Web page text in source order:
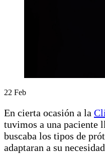
22 Feb
En cierta ocasión a la
tuvimos a una paciente
buscaba los tipos de
adaptaran a su